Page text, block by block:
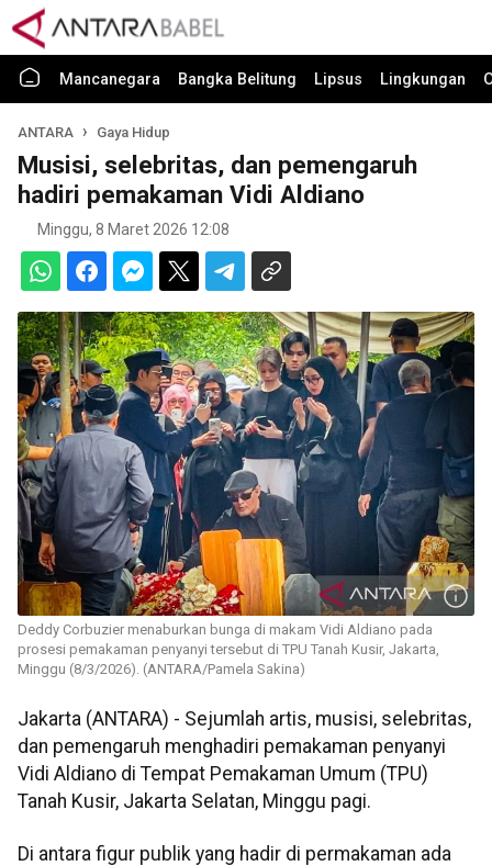
Mancanegara Bangka Belitung Lipsus Lingkungan
ANTARA Gaya Hidup
Musisi, selebritas, dan pemengaruh
hadiri pemakaman Vidi Aldiano
Minggu, 8 Maret 2026 12:08
Deddy Corbuzier menaburkan bunga di makam Vidi Aldiano pada
prosesi pemakaman penyanyi tersebut di TPU Tanah Kusir, Jakarta,
Minggu (8/3/2026). (ANTARA/Pamela Sakina)
Jakarta (ANTARA) - Sejumlah artis, musisi, selebritas,
dan pemengaruh menghadiri pemakaman penyanyi
Vidi Aldiano di Tempat Pemakaman Umum (TPU)
Tanah Kusir, Jakarta Selatan, Minggu pagi.
Di antara figur publik yang hadir di permakaman ada